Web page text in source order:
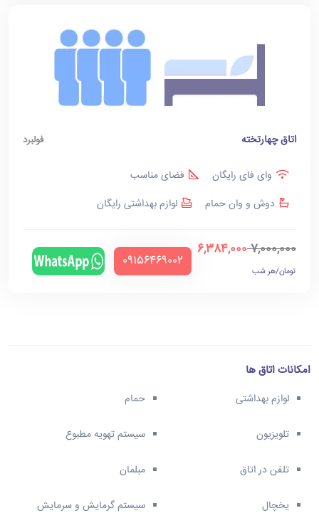
اتاق چهارتخته فولبرد
وای فای رایگان
فضای مناسب
دوش و وان حمام
لوازم بهداشتی رایگان
7,000,000
6,384,000
تومان/هر شب
‪09156469002‬
امکانات اتاق ها
لوازم بهداشتی حمام
تلویزیون سیستم تهویه مطبوع
تلفن در اتاق مبلمان
یخچال سیستم گرمایش و سرمایش